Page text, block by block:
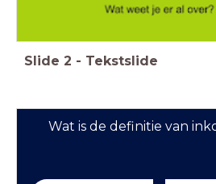
Slide 2 - Tekstslide
Wat is de definitie van